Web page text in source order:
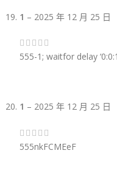
1 – 2025 年 12 月 25 日
555-1; waitfor delay
1 – 2025 年 12 月 25 日
555nkFCMEeF